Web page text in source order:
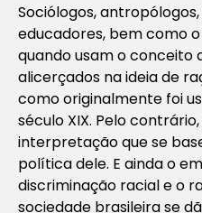
Sociólogos,
educadores, bem como
quando usam o conceito
alicerçados na ideia de
como originalmente foi
século XIX. Pelo
interpretação que se
política dele. E ainda o
discriminação racial e o
sociedade brasileira se